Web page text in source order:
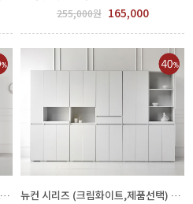
255,000원 165,000
뉴컨 시리즈 (그레이,제품선택) GTK1021-001 뉴컨 시리즈 (크림화이트,제품선택) GTK1021-007